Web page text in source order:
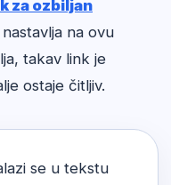
za ozbiljan
na ovu
takav link je
ostaje čitljiv.
se u tekstu